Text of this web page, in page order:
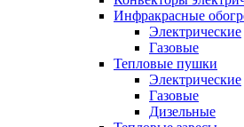
Инфракрасные
Электрические
Газовые
Тепловые пушки
Электрические
Газовые
Дизельные